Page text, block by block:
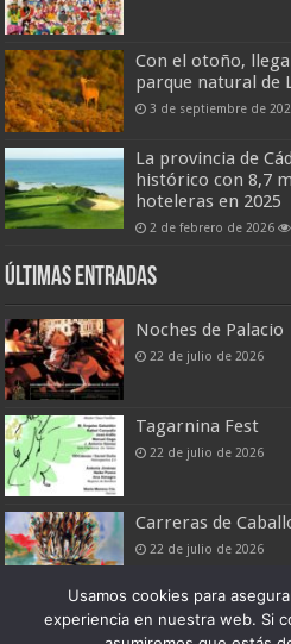
Con el otoño,
parque natural de
3 de septiembre de
La provincia de
histórico con 8,7
hoteleras en 2025
2 de febrero de 2026
Últimas entradas
Noches de Palacio
22 de julio de 2026
Tagarnina Fest
22 de julio de 2026
Carreras de
22 de julio de 2026
Usamos cookies para
experiencia en nuestra web. Si